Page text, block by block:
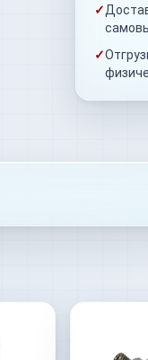
✓
✓